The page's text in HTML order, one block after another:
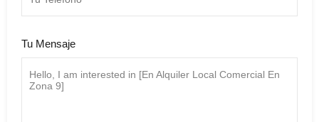
Tu Mensaje